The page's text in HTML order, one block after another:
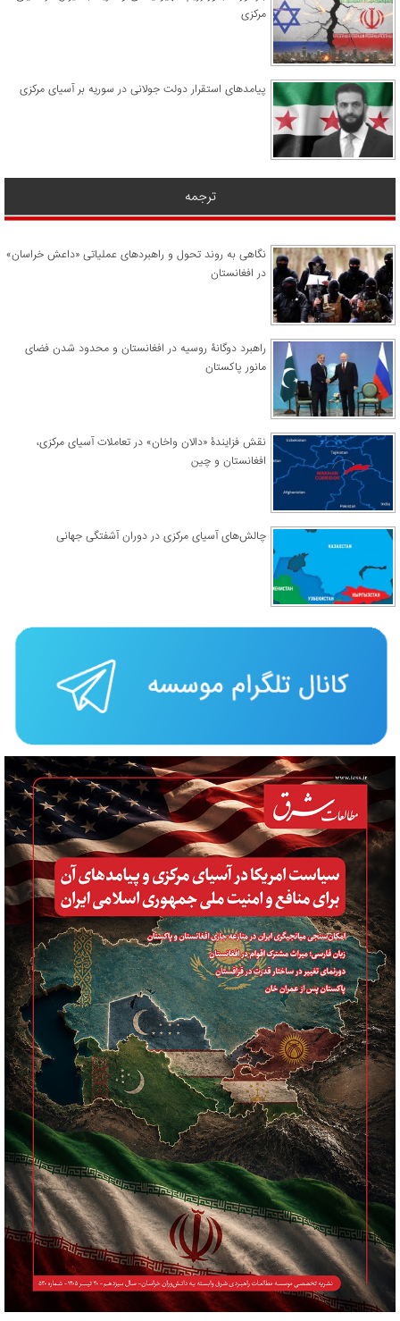
مرکزی
پیامدهای استقرار دولت جولانی در سوریه بر آسیای مرکزی
ترجمه
نگاهی به روند تحول و راهبردهای عملیاتی «داعش خراسان»
در افغانستان
راهبرد دوگانۀ روسیه در افغانستان و محدود شدن فضای
مانور پاکستان
نقش فزایندۀ «دالان واخان» در تعاملات آسیای مرکزی،
افغانستان و چین
چالش‌های آسیای مرکزی در دوران آشفتگی جهانی